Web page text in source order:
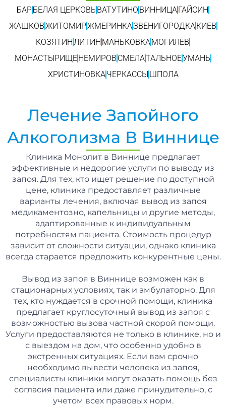
БАР БЕЛАЯ ЦЕРКОВЬ ВАТУТИНО ВИННИЦА ГАЙСИН
ЖАШКОВЖИТОМИРЖМЕРИНКАЗВЕНИГОРОДКА КИЕВ
КОЗЯТИН ЛИТИН МАНЬКОВКА МОГИЛЁВ
МОНАСТЫРИЩЕ НЕМИРОВ СМЕЛАТАЛЬНОЕУМАНЬ
ХРИСТИНОВКАЧЕРКАССЫ ШПОЛА
Лечение Запойного
Алкоголизма В Виннице
Клиника Монолит в Виннице предлагает
эффективные и недорогие услуги по выводу из
запоя. Для тех, кто ищет решение по доступной
цене, клиника предоставляет различные
варианты лечения, включая вывод из запоя
медикаментозно, капельницы и другие методы,
адаптированные к индивидуальным
потребностям пациента. Стоимость процедур
зависит от сложности ситуации, однако клиника
всегда старается предложить конкурентные цены.
Вывод из запоя в Виннице возможен как в
стационарных условиях, так и амбулаторно. Для
тех, кто нуждается в срочной помощи, клиника
предлагает круглосуточный вывод из запоя с
возможностью вызова частной скорой помощи.
Услуги предоставляются не только в клинике, но и
с выездом на дом, что особенно удобно в
экстренных ситуациях. Если вам срочно
необходимо вывести человека из запоя,
специалисты клиники могут оказать помощь без
согласия пациента или даже принудительно, с
учетом всех правовых норм.